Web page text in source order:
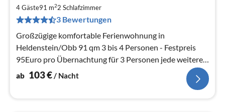
4 Gäste91 m22 Schlafzimmer
3 Bewertungen
Großzügige komfortable Ferienwohnung in
Heldenstein/Obb 91 qm 3 bis 4 Personen - Festpreis
95Euro pro Übernachtung für 3 Personen jede weitere +
10 Euro pro Übernachtung
ab 103€/ Nacht